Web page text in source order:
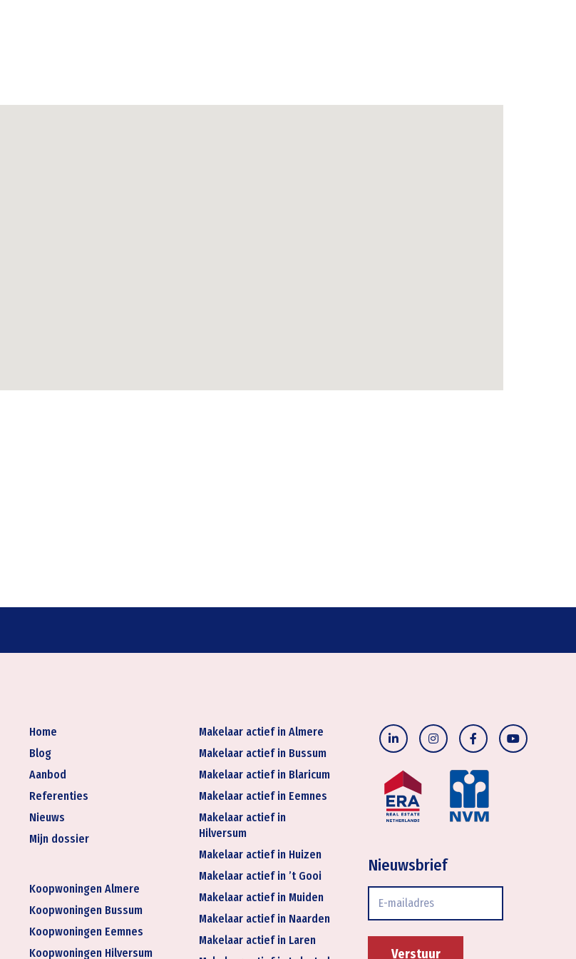
Home
Blog
Aanbod
Referenties
Nieuws
Mijn dossier
Koopwoningen Almere
Koopwoningen Bussum
Koopwoningen Eemnes
Koopwoningen Hilversum
Makelaar actief in Almere
Makelaar actief in Bussum
Makelaar actief in Blaricum
Makelaar actief in Eemnes
Makelaar actief in
Hilversum
Makelaar actief in Huizen
Makelaar actief in ’t Gooi
Makelaar actief in Muiden
Makelaar actief in Naarden
Makelaar actief in Laren
Nieuwsbrief